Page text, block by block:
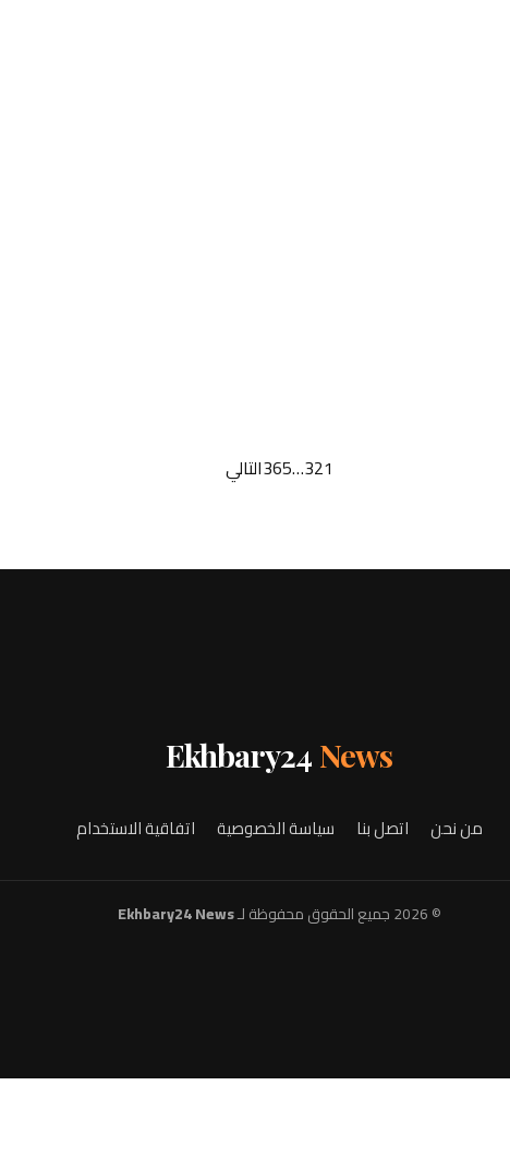
1
2
3
…
365التالي
Ekhbary24 News
من نحن اتصل بنا سياسة الخصوصية اتفاقية الاستخدام
© 2026 جميع الحقوق محفوظة لـ Ekhbary24 News